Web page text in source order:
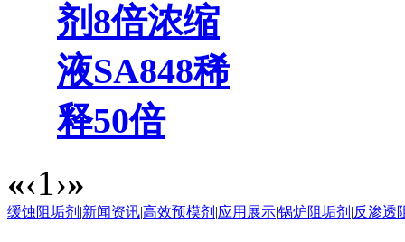
剂8倍浓缩
液SA848稀
释50倍
«‹1›»
缓蚀阻垢剂 |新闻资讯|高效预模剂 |应用展示|锅炉阻垢剂 |反渗透